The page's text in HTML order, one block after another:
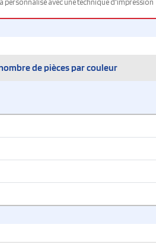
personnalisé avec une technique d'impression
de pièces par couleur